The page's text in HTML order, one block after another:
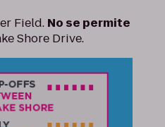
Field. No se permite
Shore Drive.